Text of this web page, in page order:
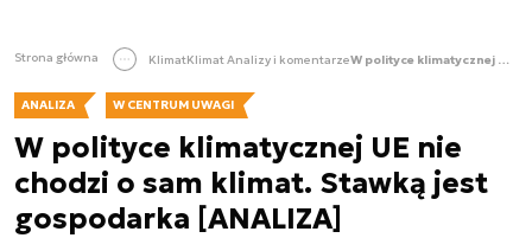
Strona główna KlimatKlimat Analizy i komentarze W polityce klimatycznej UE nie chodzi o sam klimat. Stawką jest gospodarka [ANALIZA]
ANALIZA W CENTRUM UWAGI
W polityce klimatycznej UE nie
chodzi o sam klimat. Stawką jest
gospodarka [ANALIZA]